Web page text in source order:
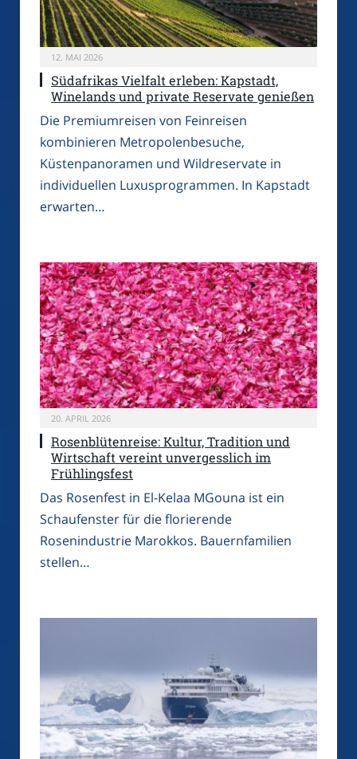
12. MAI 2026
Südafrikas Vielfalt erleben: Kapstadt,
Winelands und private Reservate genießen
Die Premiumreisen von Feinreisen
kombinieren Metropolenbesuche,
Küstenpanoramen und Wildreservate in
individuellen Luxusprogrammen. In Kapstadt
erwarten…
20. APRIL 2026
Rosenblütenreise: Kultur, Tradition und
Wirtschaft vereint unvergesslich im
Frühlingsfest
Das Rosenfest in El-Kelaa MGouna ist ein
Schaufenster für die florierende
Rosenindustrie Marokkos. Bauernfamilien
stellen…